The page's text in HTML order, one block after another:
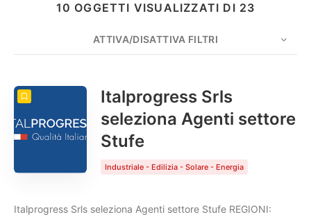
10 OGGETTI VISUALIZZATI DI 23
ATTIVA/DISATTIVA FILTRI
CONTO 10
Italprogress Srls
seleziona Agenti settore
Stufe
Industriale - Edilizia - Solare - Energia
Italprogress Srls seleziona Agenti settore Stufe REGIONI: